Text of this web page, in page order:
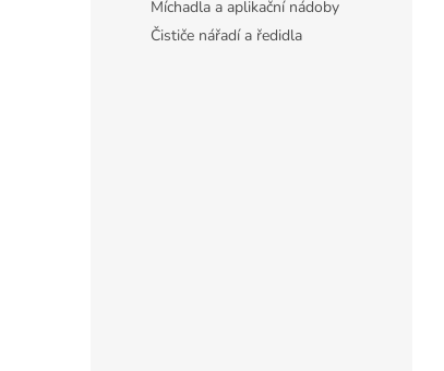
Míchadla a aplikační nádoby
Čističe nářadí a ředidla